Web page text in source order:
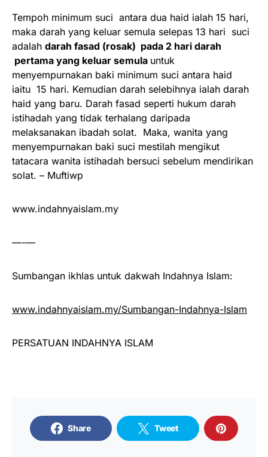
Tempoh minimum suci antara dua haid ialah 15 hari,
maka darah yang keluar semula selepas 13 hari suci
adalah darah fasad (rosak) pada 2 hari darah
pertama yang keluar semula untuk
menyempurnakan baki minimum suci antara haid
iaitu 15 hari. Kemudian darah selebihnya ialah darah
haid yang baru. Darah fasad seperti hukum darah
istihadah yang tidak terhalang daripada
melaksanakan ibadah solat. Maka, wanita yang
menyempurnakan baki suci mestilah mengikut
tatacara wanita istihadah bersuci sebelum mendirikan
solat. – Muftiwp
www.indahnyaislam.my
—-—
Sumbangan ikhlas untuk dakwah Indahnya Islam:
www.indahnyaislam.my/Sumbangan-Indahnya-Islam
PERSATUAN INDAHNYA ISLAM
Share Tweet